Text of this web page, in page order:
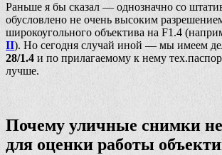
Раньше я бы сказал — однозначно со
обусловлено не очень высоким
широкоугольного объектива на F1.4
II). Но сегодня случай иной — мы имеем
28/1.4 и по прилагаемому к нему
лучше.
Почему уличные снимки не
для оценки работы